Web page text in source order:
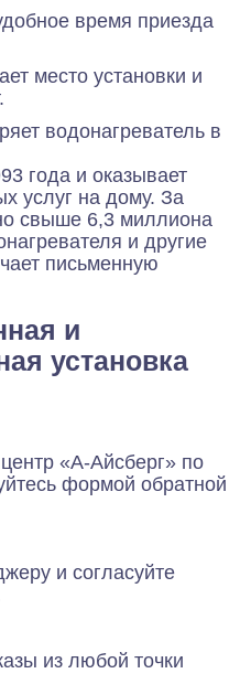
время приезда
место установки и
водонагреватель в
года и оказывает
услуг на дому. За
свыше 6,3 миллиона
и другие
письменную
и
установка
«А-Айсберг» по
формой обратной
и согласуйте
из любой точки